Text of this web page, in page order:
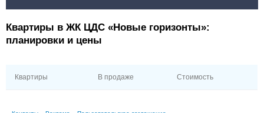
Квартиры в ЖК ЦДС «Новые горизонты»:
планировки и цены
Квартиры В продаже Стоимость